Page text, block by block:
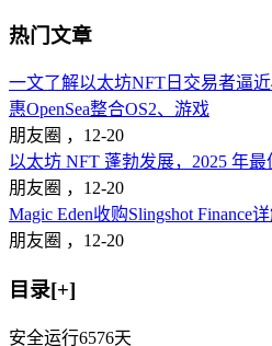
热门文章
一文了解以太坊NFT日交易者逼
惠OpenSea整合OS2、游戏
朋友圈 ， 12-20
以太坊 NFT 蓬勃发展，2025 年最
朋友圈 ， 12-20
Magic Eden收购Slingshot Finance
朋友圈 ， 12-20
目录[+]
安全运行6576天